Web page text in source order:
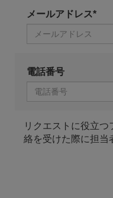
メールアドレス*
電話番号
リクエストに役立
絡を受けた際に担当